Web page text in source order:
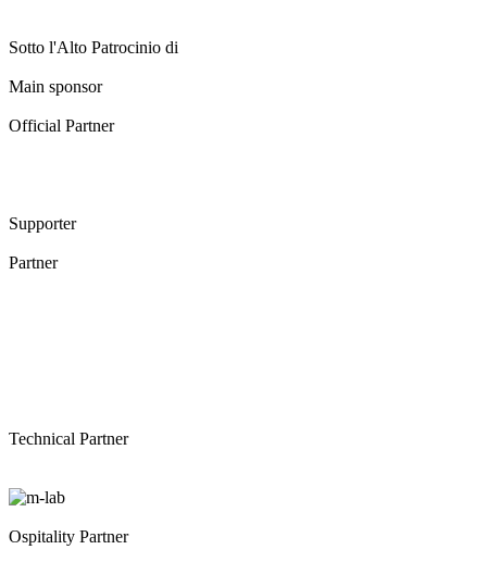
Sotto l'Alto Patrocinio di
Main sponsor
Official Partner
Supporter
Partner
Technical Partner
Ospitality Partner